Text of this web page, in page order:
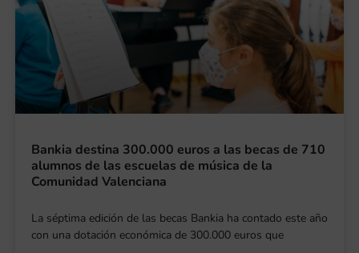
Bankia destina 300.000 euros a las becas de 710
alumnos de las escuelas de música de la
Comunidad Valenciana
La séptima edición de las becas Bankia ha contado este año
con una dotación económica de 300.000 euros que